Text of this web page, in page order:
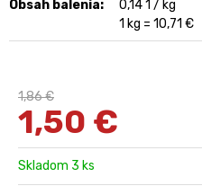
Obsah balenia:
0,14 1 / kg
1 kg = 10,71 €
1,86 €
1,50 €
Skladom 3 ks